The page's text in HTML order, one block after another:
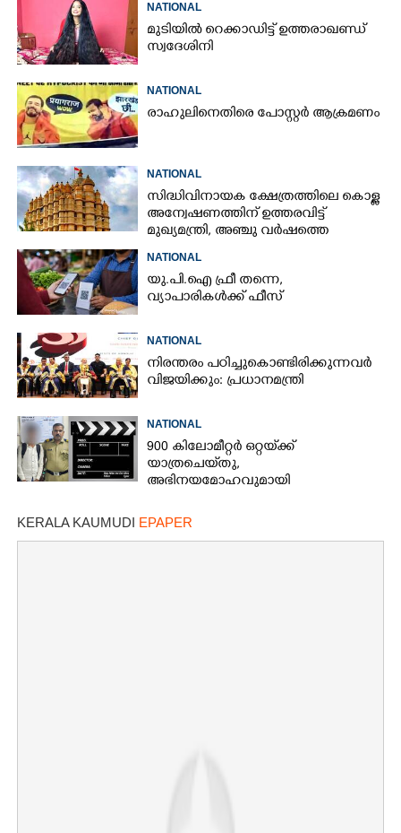
NATIONAL
മുടിയിൽ റെക്കാഡിട്ട് ഉത്തരാഖണ്ഡ്
സ്വദേശിനി
NATIONAL
രാഹുലിനെതിരെ പോസ്റ്റർ ആക്രമണം
NATIONAL
സിദ്ധിവിനായക ക്ഷേത്രത്തിലെ കൊള്ള
അന്വേഷണത്തിന് ഉത്തരവിട്ട്
മുഖ്യമന്ത്രി, അഞ്ചു വർഷത്തെ
കണക്കുകൾ പരിശോധിക്കണം
NATIONAL
യു.പി.ഐ ഫ്രീ തന്നെ,
വ്യാപാരികൾക്ക് ഫീസ്
NATIONAL
നിരന്തരം പഠിച്ചുകൊണ്ടിരിക്കുന്നവർ
വിജയിക്കും: പ്രധാനമന്ത്രി
NATIONAL
900 കിലോമീറ്റർ ഒറ്റയ്‌ക്ക്
യാത്രചെ‌യ്‌തു,​
അഭിനയമോഹവുമായി
കണ്ടെത്തിയത് ഫിലിം സിറ്റിയിൽ
KERALA KAUMUDI EPAPER